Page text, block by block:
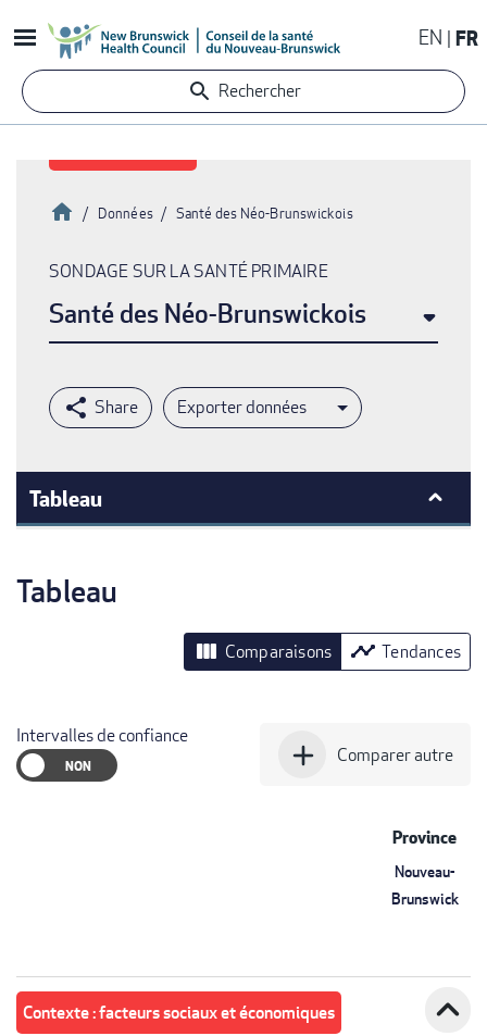
au
contenu
principal
EN FR
Rechercher
Fil
d'Ariane
Accueil
Données Santé des Néo-Brunswickois
SONDAGE SUR LA SANTÉ PRIMAIRE
Santé des Néo-Brunswickois
Exporter données
Tableau
Tableau
view_column Comparaisons timeline Tendances
Intervalles de confiance
add Comparer autre
Province
Nouveau-
Brunswick
Contexte : facteurs sociaux et économiques expand_less